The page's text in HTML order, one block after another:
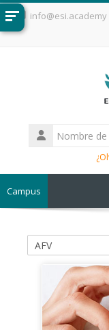
Salta al contenido principal
info@esi.academy
Nombre
de
Campus
Categorías